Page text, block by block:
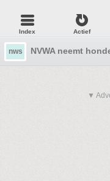
Index Actief
nws NVWA neemt
▼